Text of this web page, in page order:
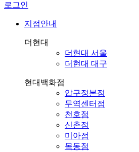
로그인
지점안내
더현대
더현대 서울
더현대 대구
현대백화점
압구정본점
무역센터점
천호점
신촌점
미아점
목동점